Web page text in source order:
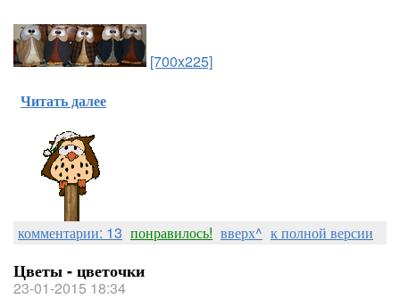
[700x225]
Читать далее
комментарии: 13 понравилось! вверх^ к полной версии
Цветы - цветочки
23-01-2015 18:34